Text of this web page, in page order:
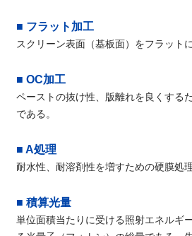
■ フラット加工
スクリーン表面（基板面）をフラット
■ OC加工
ペーストの抜け性、版離れを良くする
である。
■ A処理
耐水性、耐溶剤性を増すための硬膜処理
■ 積算光量
単位面積当たりに受ける照射エネルギ